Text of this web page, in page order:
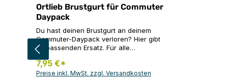
Ortlieb Brustgurt für Commuter
Daypack
Du hast deinen Brustgurt an deinem
Commuter-Daypack verloren? Hier gibt
es passenden Ersatz. Für alle
Commuter-Daypack Modelle (City und
Urban) Inhalt: 1 x Brustgurt, schwarz
7,95 €*
Preise inkl. MwSt. zzgl. Versandkosten